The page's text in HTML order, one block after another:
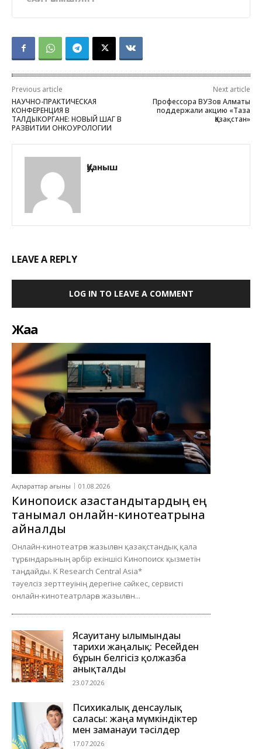
Previous article
НАУЧНО-ПРАКТИЧЕСКАЯ
КОНФЕРЕНЦИЯ В
ТАЛДЫКОРГАНЕ: НОВЫЙ ШАГ В
РАЗВИТИИ ОНКОУРОЛОГИИ
Next article
Профессора ВУЗов Алматы
поддержали акцию «Таза
Қазақстан»
Қуаныш
LEAVE A REPLY
LOG IN TO LEAVE A COMMENT
Жаңа
Ақпараттар ағыны 01.08.2026
Кинопоиск қазақстандықтардың ең
танымал онлайн-кинотеатрына
айналды
Онлайн-кинотеатрға жазылған қазақстандық қала
тұрғындарының әрбір екіншісі Кинопоиск қызметін
таңдайды. K Research Central Asia*
тәуелсіз зерттеуінің дерегіне сәйкес, сервисті
онлайн-кинотеатрларға жазылған...
Ясауитану ғылымындағы
тарихи жаңалық: Ресейден
бұрын белгісіз қолжазба
анықталды
23.07.2026
Психикалық денсаулық
саласы: жаңа мүмкіндіктер
мен заманауи тәсілдер
17.07.2026